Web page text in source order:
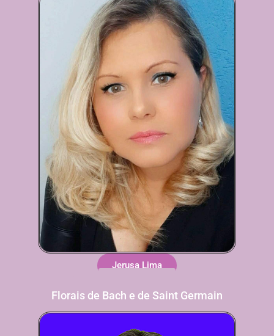
Jerusa Lima
Reiki Usui Karuna Ki
Florais de Bach e de Saint Germain